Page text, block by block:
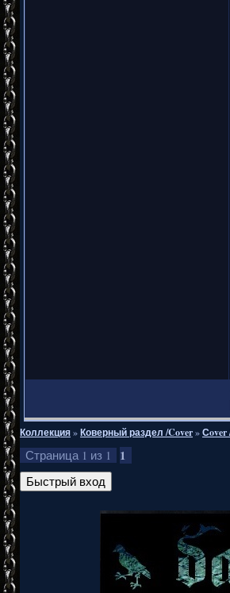
Коллекция»Коверный раздел /Cover»Сover
Страница 1 из 1 1